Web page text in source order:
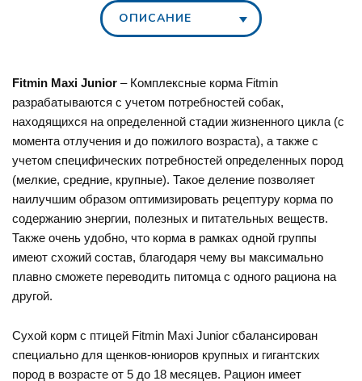
ОПИСАНИЕ
Fitmin Maxi Junior – Комплексные корма Fitmin
разрабатываются с учетом потребностей собак,
находящихся на определенной стадии жизненного цикла (с
момента отлучения и до пожилого возраста), а также с
учетом специфических потребностей определенных пород
(мелкие, средние, крупные). Такое деление позволяет
наилучшим образом оптимизировать рецептуру корма по
содержанию энергии, полезных и питательных веществ.
Также очень удобно, что корма в рамках одной группы
имеют схожий состав, благодаря чему вы максимально
плавно сможете переводить питомца с одного рациона на
другой.
Сухой корм с птицей Fitmin Maxi Junior сбалансирован
специально для щенков-юниоров крупных и гигантских
пород в возрасте от 5 до 18 месяцев. Рацион имеет